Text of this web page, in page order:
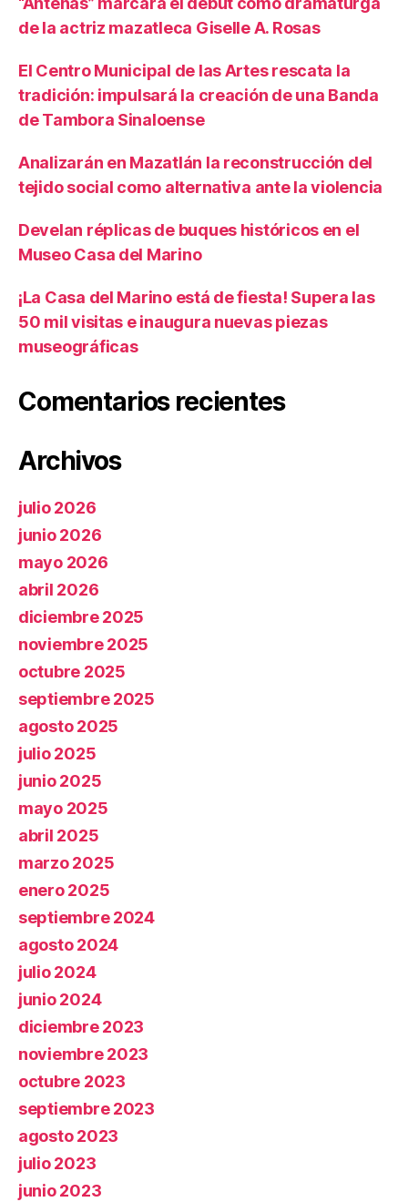
de la actriz mazatleca Giselle A. Rosas
El Centro Municipal de las Artes rescata la
tradición: impulsará la creación de una Banda
de Tambora Sinaloense
Analizarán en Mazatlán la reconstrucción del
tejido social como alternativa ante la violencia
Develan réplicas de buques históricos en el
Museo Casa del Marino
¡La Casa del Marino está de fiesta! Supera las
50 mil visitas e inaugura nuevas piezas
museográficas
Comentarios recientes
Archivos
julio 2026
junio 2026
mayo 2026
abril 2026
diciembre 2025
noviembre 2025
octubre 2025
septiembre 2025
agosto 2025
julio 2025
junio 2025
mayo 2025
abril 2025
marzo 2025
enero 2025
septiembre 2024
agosto 2024
julio 2024
junio 2024
diciembre 2023
noviembre 2023
octubre 2023
septiembre 2023
agosto 2023
julio 2023
junio 2023